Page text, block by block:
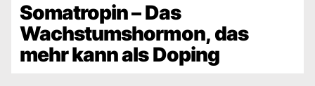
Somatropin – Das
Wachstumshormon, das
mehr kann als Doping